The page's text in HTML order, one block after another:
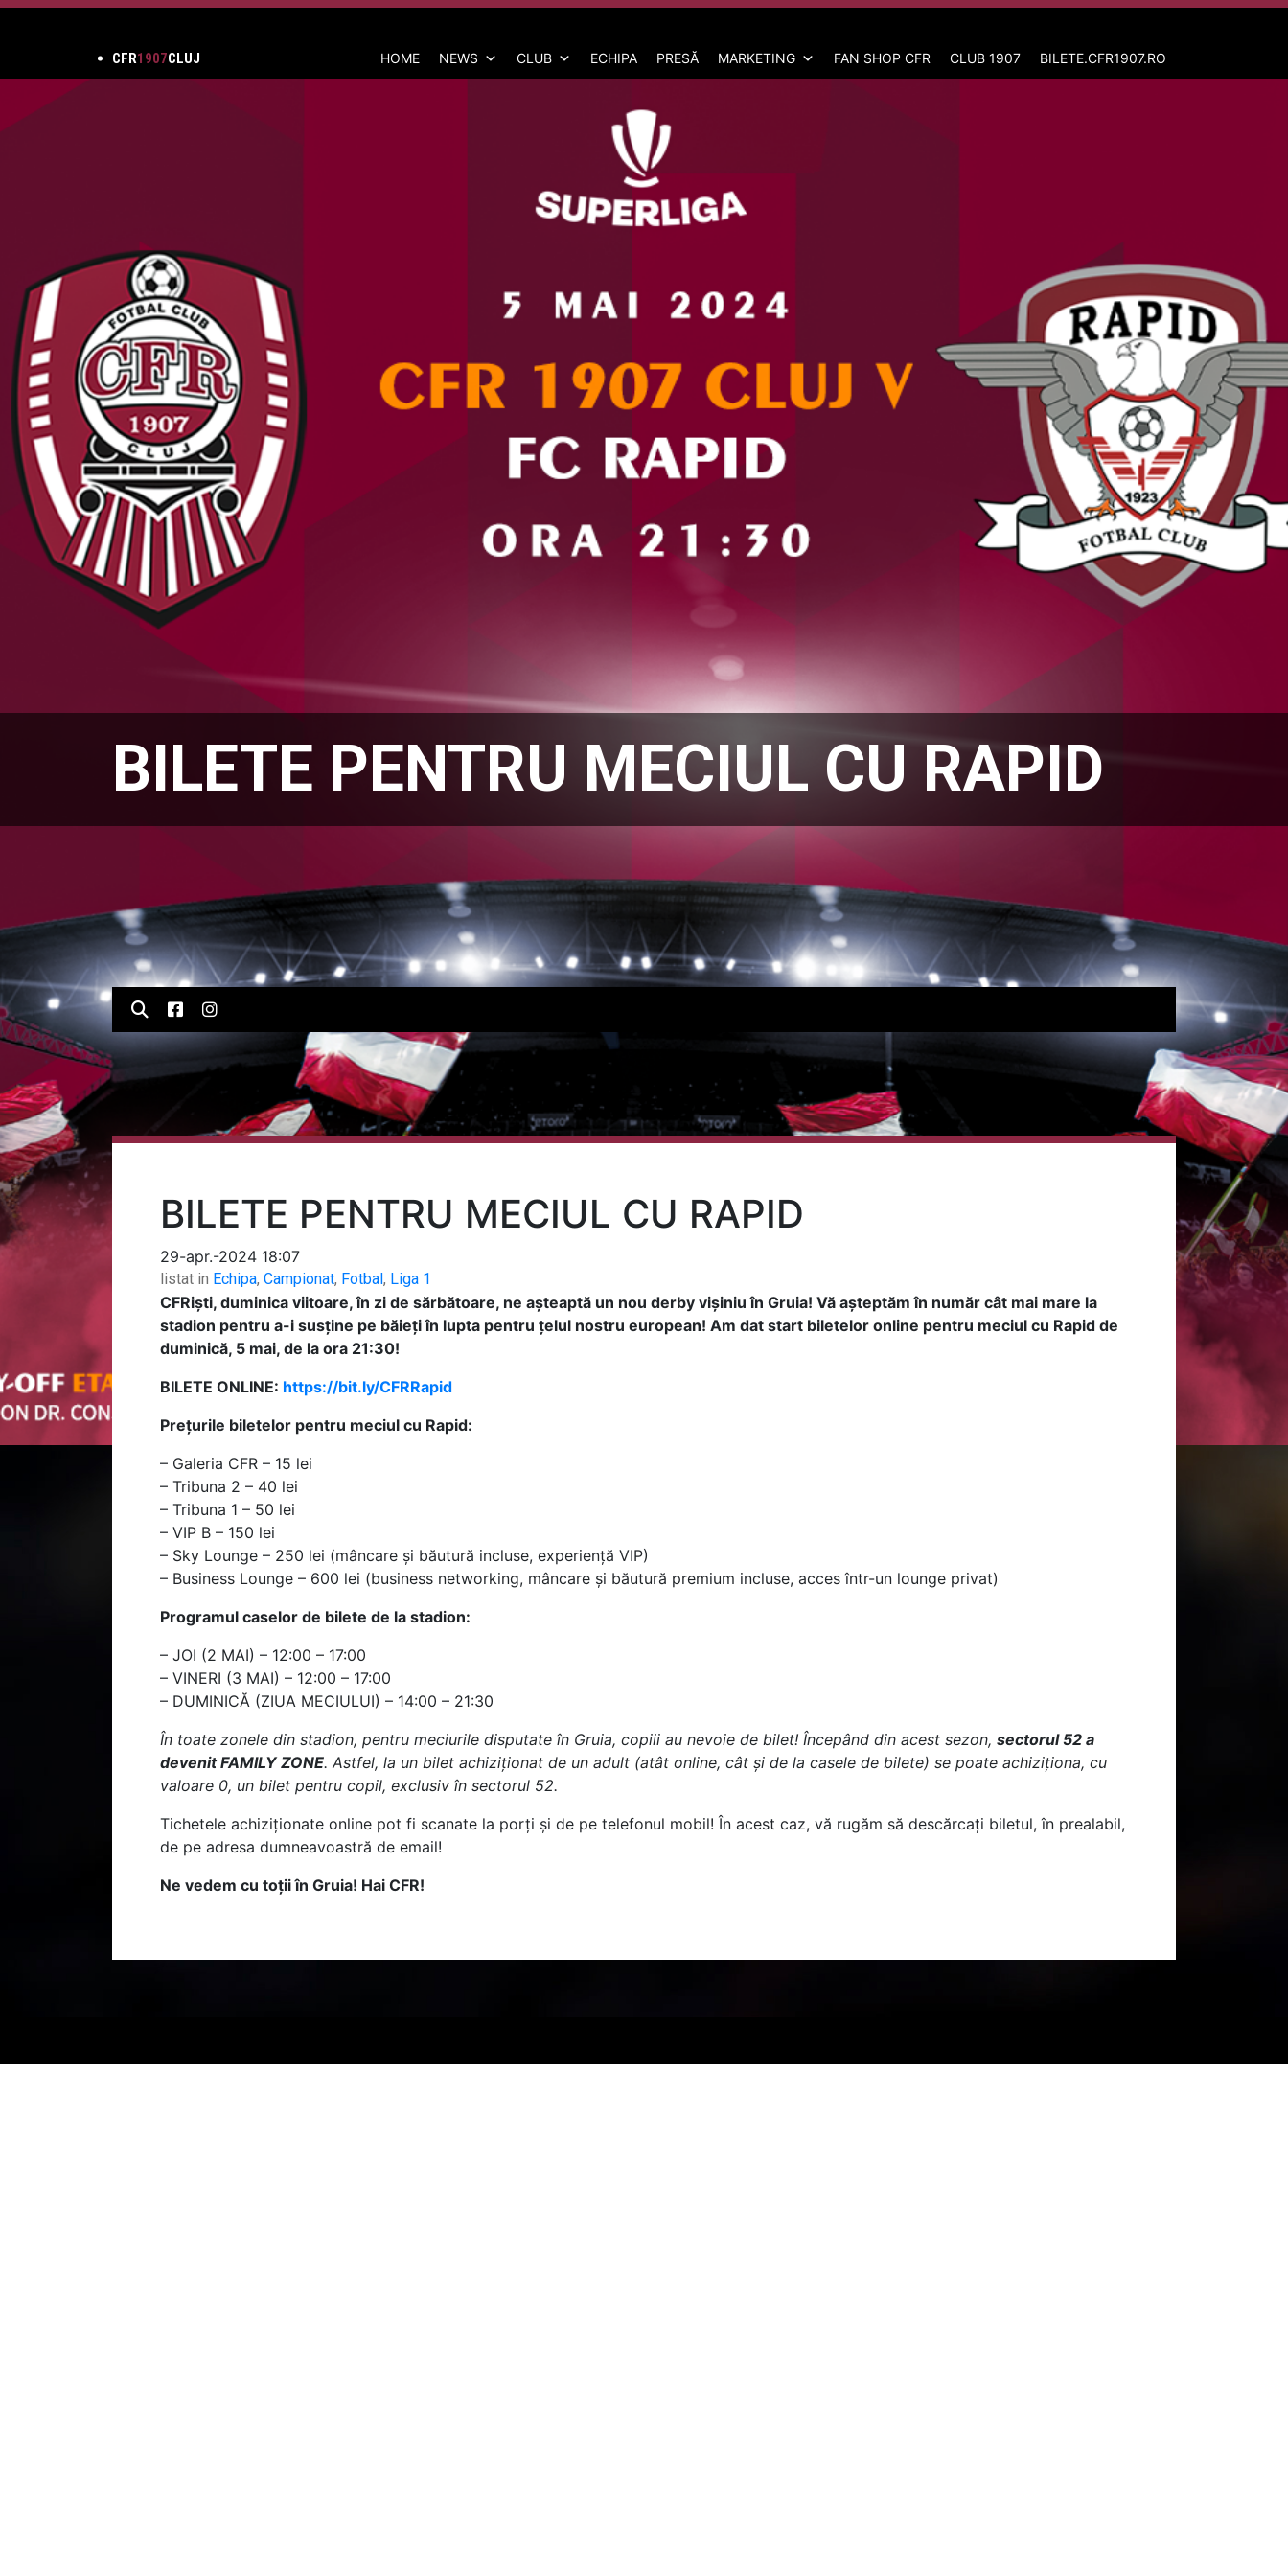
CFR1907CLUJ HOME NEWS CLUB ECHIPA PRESĂ MARKETING FAN SHOP CFR CLUB 1907 BILETE.CFR1907.RO
BILETE PENTRU MECIUL CU RAPID
BILETE PENTRU MECIUL CU RAPID
29-apr.-2024 18:07
listat in Echipa, Campionat, Fotbal, Liga 1
CFRiști, duminica viitoare, în zi de sărbătoare, ne așteaptă un nou derby vișiniu în Gruia! Vă așteptăm în număr cât mai mare la
stadion pentru a-i susține pe băieți în lupta pentru țelul nostru european! Am dat start biletelor online pentru meciul cu Rapid de
duminică, 5 mai, de la ora 21:30!
BILETE ONLINE: https://bit.ly/CFRRapid
Prețurile biletelor pentru meciul cu Rapid:
– Galeria CFR – 15 lei
– Tribuna 2 – 40 lei
– Tribuna 1 – 50 lei
– VIP B – 150 lei
– Sky Lounge – 250 lei (mâncare și băutură incluse, experiență VIP)
– Business Lounge – 600 lei (business networking, mâncare și băutură premium incluse, acces într-un lounge privat)
Programul caselor de bilete de la stadion:
– JOI (2 MAI) – 12:00 – 17:00
– VINERI (3 MAI) – 12:00 – 17:00
– DUMINICĂ (ZIUA MECIULUI) – 14:00 – 21:30
În toate zonele din stadion, pentru meciurile disputate în Gruia, copiii au nevoie de bilet! Începând din acest sezon, sectorul 52 a
devenit FAMILY ZONE. Astfel, la un bilet achiziționat de un adult (atât online, cât și de la casele de bilete) se poate achiziționa, cu
valoare 0, un bilet pentru copil, exclusiv în sectorul 52.
Tichetele achiziționate online pot fi scanate la porți și de pe telefonul mobil! În acest caz, vă rugăm să descărcați biletul, în prealabil,
de pe adresa dumneavoastră de email!
Ne vedem cu toții în Gruia! Hai CFR!